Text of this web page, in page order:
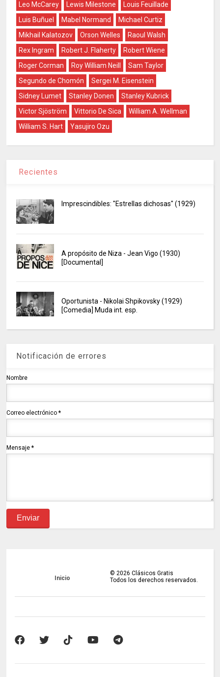
Leo McCarey
Lewis Milestone
Louis Feuillade
Luis Buñuel
Mabel Normand
Michael Curtiz
Mikhail Kalatozov
Orson Welles
Raoul Walsh
Rex Ingram
Robert J. Flaherty
Robert Wiene
Roger Corman
Roy William Neill
Sam Taylor
Segundo de Chomón
Sergei M. Eisenstein
Sidney Lumet
Stanley Donen
Stanley Kubrick
Victor Sjöström
Vittorio De Sica
William A. Wellman
William S. Hart
Yasujiro Ozu
Recientes
Imprescindibles: "Estrellas dichosas" (1929)
A propósito de Niza - Jean Vigo (1930)
[Documental]
Oportunista - Nikolai Shpikovsky (1929)
[Comedia] Muda int. esp.
Notificación de errores
Nombre
Correo electrónico*
Mensaje*
Inicio
© 2026 Clásicos Gratis
Todos los derechos reservados.